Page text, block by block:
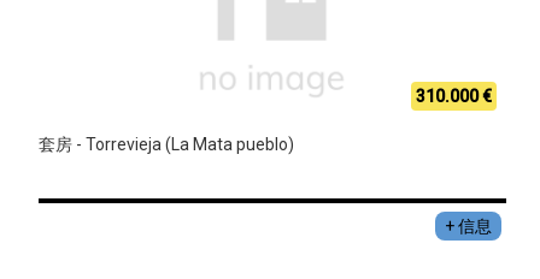
310.000 €
套房 - Torrevieja (La Mata pueblo)
+ 信息